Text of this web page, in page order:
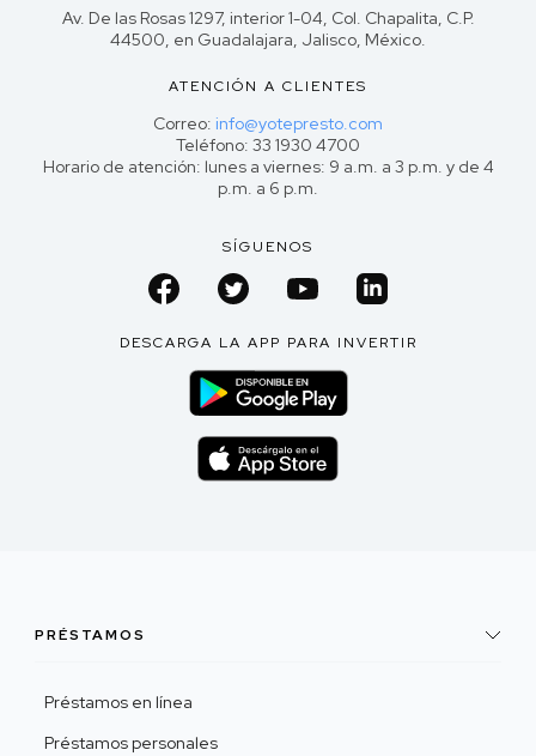
Av. De las Rosas 1297, interior 1-04, Col. Chapalita, C.P.
44500, en Guadalajara, Jalisco, México.
ATENCIÓN A CLIENTES
Correo: info@yotepresto.com
Teléfono: 33 1930 4700
Horario de atención: lunes a viernes: 9 a.m. a 3 p.m. y de 4
p.m. a 6 p.m.
SÍGUENOS
DESCARGA LA APP PARA INVERTIR
PRÉSTAMOS
Préstamos en línea
Préstamos personales